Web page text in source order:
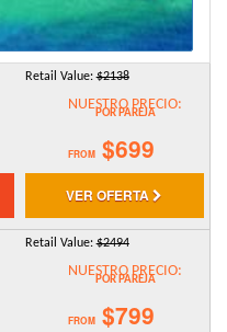
Retail Value:$2138
NUESTRO PRECIO:
POR PAREJA
FROM $699
VER OFERTA
Retail Value:$2494
NUESTRO PRECIO:
POR PAREJA
FROM $799